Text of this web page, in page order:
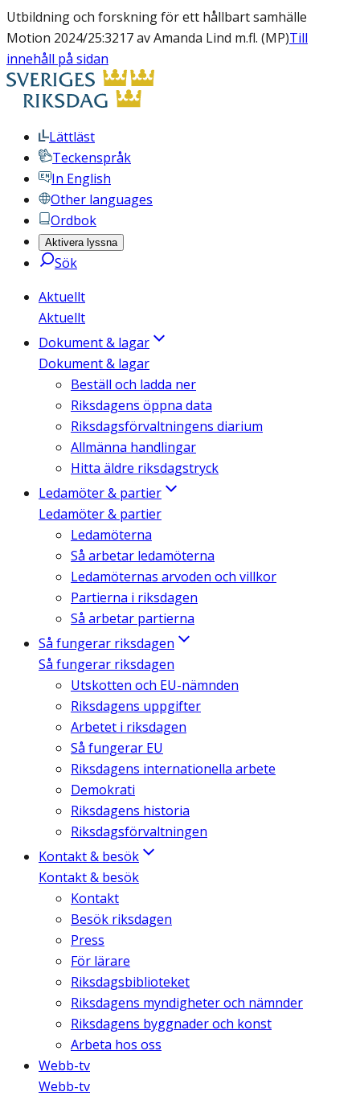
Utbildning och forskning för ett hållbart samhälle
Motion 2024/25:3217 av Amanda Lind m.fl. (MP)Till
innehåll på sidan
Lättläst
Teckenspråk
In English
Other languages
Ordbok
Aktivera lyssna
Sök
Aktuellt
Aktuellt
Dokument & lagar
Dokument & lagar
Beställ och ladda ner
Riksdagens öppna data
Riksdagsförvaltningens diarium
Allmänna handlingar
Hitta äldre riksdagstryck
Ledamöter & partier
Ledamöter & partier
Ledamöterna
Så arbetar ledamöterna
Ledamöternas arvoden och villkor
Partierna i riksdagen
Så arbetar partierna
Så fungerar riksdagen
Så fungerar riksdagen
Utskotten och EU-nämnden
Riksdagens uppgifter
Arbetet i riksdagen
Så fungerar EU
Riksdagens internationella arbete
Demokrati
Riksdagens historia
Riksdagsförvaltningen
Kontakt & besök
Kontakt & besök
Kontakt
Besök riksdagen
Press
För lärare
Riksdagsbiblioteket
Riksdagens myndigheter och nämnder
Riksdagens byggnader och konst
Arbeta hos oss
Webb-tv
Webb-tv